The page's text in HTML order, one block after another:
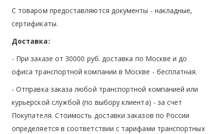
С товаром предоставляются документы - накладные,
сертификаты.
Доставка:
- При заказе от 30000 руб. доставка по Москве и до
офиса транспортной компании в Москве - бесплатная.
- Отправка заказа любой транспортной компанией или
курьерской службой (по выбору клиента) - за счет
Покупателя. Стоимость доставки заказов по России
определяется в соответствии с тарифами транспортных